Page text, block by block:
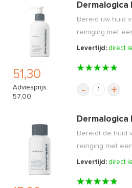
51,30
Adviesprijs:
57,00
Dermalogica
Bereid uw huid
reiniging met
Levertijd: direct
- +
Dermalogica
Bereidt de huid
reinging met een
Levertijd: direct